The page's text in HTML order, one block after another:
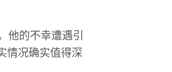
他的不幸遭遇引
情况确实值得深